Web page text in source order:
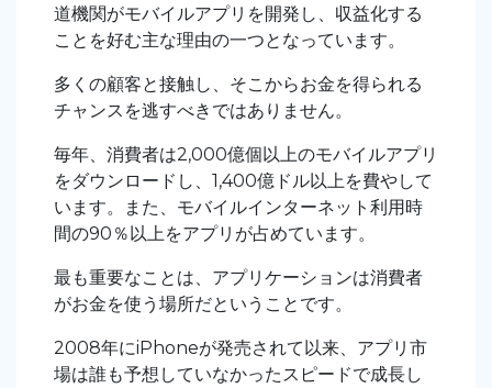
道機関がモバイルアプリを開発し、収益化する
ことを好む主な理由の一つとなっています。
多くの顧客と接触し、そこからお金を得られる
チャンスを逃すべきではありません。
毎年、消費者は2,000億個以上のモバイルアプリ
をダウンロードし、1,400億ドル以上を費やして
います。また、モバイルインターネット利用時
間の90％以上をアプリが占めています。
最も重要なことは、アプリケーションは消費者
がお金を使う場所だということです。
2008年にiPhoneが発売されて以来、アプリ市
場は誰も予想していなかったスピードで成長し